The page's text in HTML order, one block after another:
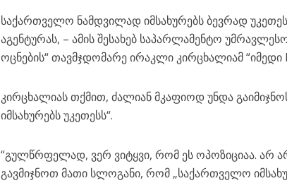
საქართველო ნამდვილად იმსახურებს ბევრად
აგენტურას, – ამის შესახებ საპარლამენტო
ოცნების“ თავმჯდომარე ირაკლი კირცხალიამ “იმედი
კირცხალიას თქმით, ძალიან მკაფიოდ უნდა
იმსახურებს უკეთესს“.
“გულწრფელად, ვერ ვიტყვი, რომ ეს ოპოზიციაა. არ
გავმიჯნოთ მათი სლოგანი, რომ „საქართველო